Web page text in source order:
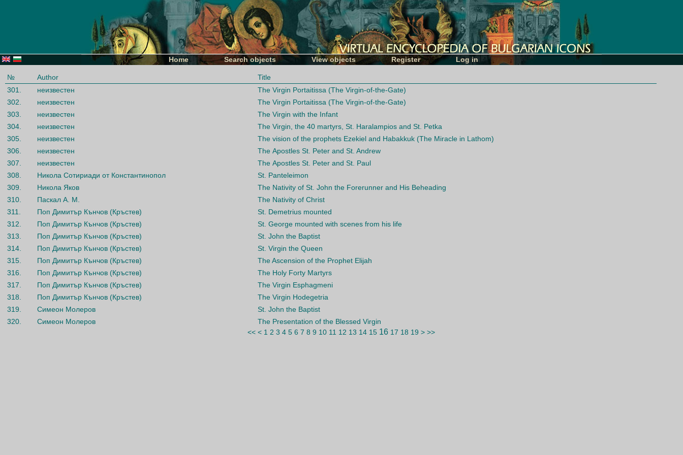
Home Search objects View objects Register Log in
№ Author
Title
301.
неизвестен
The Virgin Portaitissa (The Virgin-of-the-Gate)
302.
неизвестен
The Virgin Portaitissa (The Virgin-of-the-Gate)
303.
неизвестен
The Virgin with the Infant
304.
неизвестен
The Virgin, the 40 martyrs, St. Haralampios and St. Petka
305.
неизвестен
The vision of the prophets Ezekiel and Habakkuk (The Miracle in Lathom)
306.
неизвестен
The Аpostles St. Petеr and St. Andrew
307.
неизвестен
The Аpostles St. Petеr and St. Paul
308.
Никола Сотириади от Константинопол
St. Panteleimon
309.
Никола Яков
The Nativity of St. John the Forerunner and His Beheading
310.
Паскал А. М.
The Nativity of Christ
311.
Поп Димитър Кънчов (Кръстев)
St. Demetrius mounted
312.
Поп Димитър Кънчов (Кръстев)
St. George mounted with scenes from his life
313.
Поп Димитър Кънчов (Кръстев)
St. John the Baptist
314.
Поп Димитър Кънчов (Кръстев)
St. Virgin the Queen
315.
Поп Димитър Кънчов (Кръстев)
The Ascension of the Prophet Elijah
316.
Поп Димитър Кънчов (Кръстев)
The Holy Forty Martyrs
317.
Поп Димитър Кънчов (Кръстев)
The Virgin Esphagmeni
318.
Поп Димитър Кънчов (Кръстев)
The Virgin Hodegetria
319.
Симеон Молеров
St. John the Baptist
320.
Симеон Молеров
The Presentation of the Blessed Virgin
<< < 1 2 3 4 5 6 7 8 9 10 11 12 13 14 15 16 17 18 19 > >>